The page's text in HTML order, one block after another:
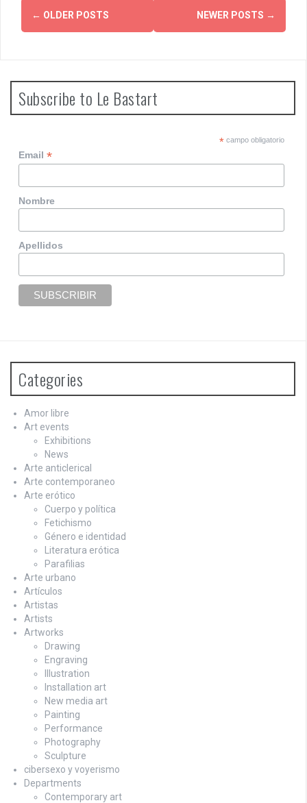
P
t
s
n
a
v
i
g
a
t
i
n
← OLDER POSTS NEWER POSTS →
Subscribe to Le Bastart
*campo obligatorio
Email*
Nombre
Apellidos
Categories
Amor libre
Art events
Exhibitions
News
Arte anticlerical
Arte contemporaneo
Arte erótico
Cuerpo y política
Fetichismo
Género e identidad
Literatura erótica
Parafilias
Arte urbano
Artículos
Artistas
Artists
Artworks
Drawing
Engraving
Illustration
Installation art
New media art
Painting
Performance
Photography
Sculpture
cibersexo y voyerismo
Departments
Contemporary art